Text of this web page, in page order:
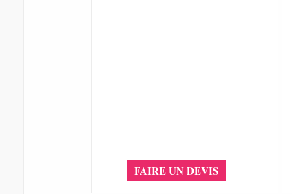
FAIRE UN DEVIS